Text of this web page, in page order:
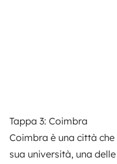
Tappa 3: Coimbra
Coimbra è una città
sua università, una